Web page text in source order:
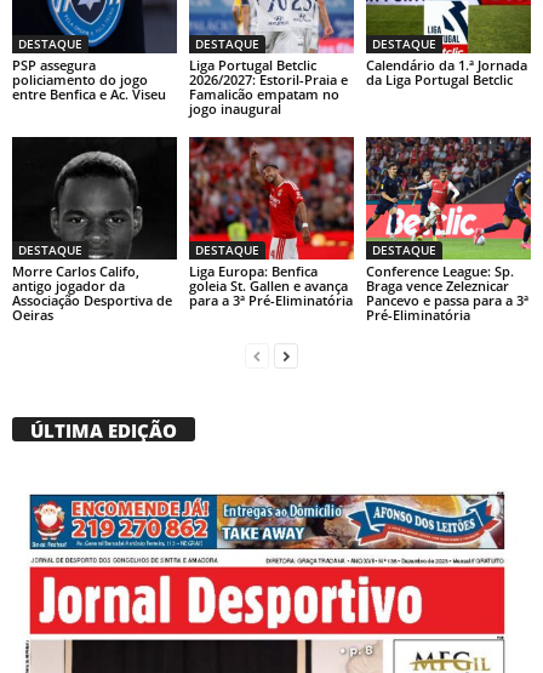
DESTAQUE
PSP assegura
policiamento do jogo
entre Benfica e Ac. Viseu
DESTAQUE
Liga Portugal Betclic
2026/2027: Estoril-Praia e
Famalicão empatam no
jogo inaugural
DESTAQUE
Calendário da 1.ª Jornada
da Liga Portugal Betclic
DESTAQUE
Morre Carlos Califo,
antigo jogador da
Associação Desportiva de
Oeiras
DESTAQUE
Liga Europa: Benfica
goleia St. Gallen e avança
para a 3ª Pré-Eliminatória
DESTAQUE
Conference League: Sp.
Braga vence Zeleznicar
Pancevo e passa para a 3ª
Pré-Eliminatória
ÚLTIMA EDIÇÃO